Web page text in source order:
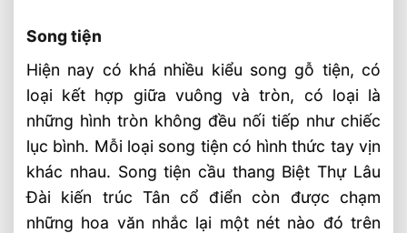
Song tiện
Hiện nay có khá nhiều kiểu song gỗ tiện, có
loại kết hợp giữa vuông và tròn, có loại là
những hình tròn không đều nối tiếp như chiếc
lục bình. Mỗi loại song tiện có hình thức tay vịn
khác nhau. Song tiện cầu thang Biệt Thự Lâu
Đài kiến trúc Tân cổ điển còn được chạm
những hoa văn nhắc lại một nét nào đó trên